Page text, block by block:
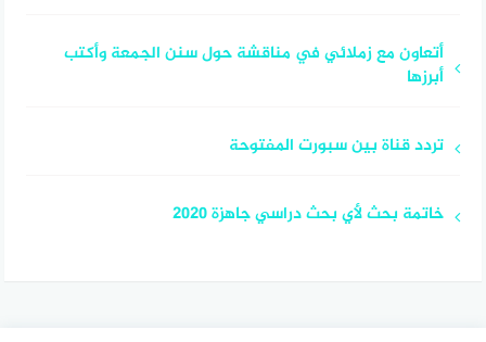
أتعاون مع زملائي في مناقشة حول سنن الجمعة وأكتب
أبرزها
تردد قناة بين سبورت المفتوحة
خاتمة بحث لأي بحث دراسي جاهزة 2020